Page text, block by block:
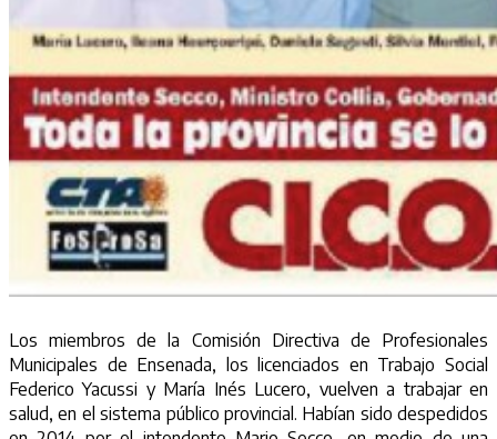
Los miembros de la Comisión Directiva de Profesionales
Municipales de Ensenada, los licenciados en Trabajo Social
Federico Yacussi y María Inés Lucero, vuelven a trabajar en
salud, en el sistema público provincial. Habían sido despedidos